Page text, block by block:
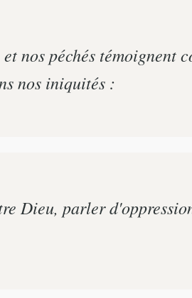
nos péchés témoignent
nos iniquités :
Dieu, parler